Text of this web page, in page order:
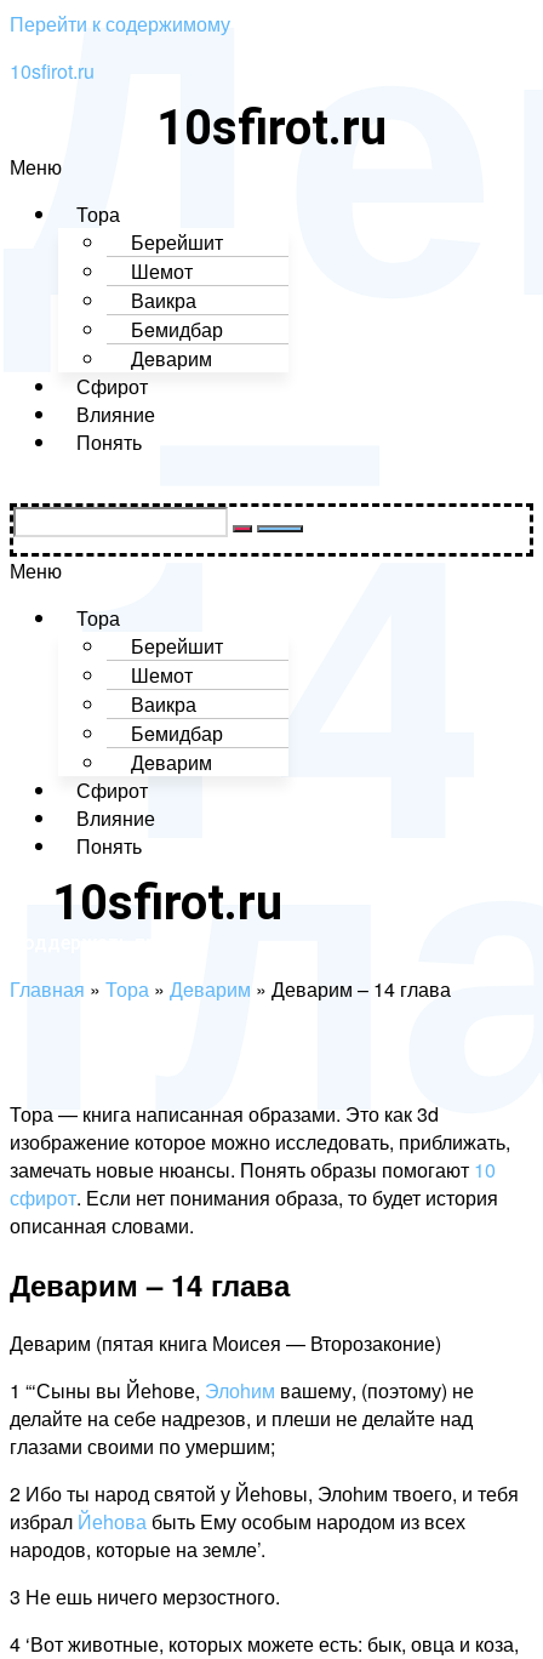
Перейти к содержимому
10sfirot.ru
10sfirot.ru
Меню
Тора
Берейшит
Шемот
Ваикра
Бeмидбар
Дeварим
Сфирот
Влияние
Понять
Меню
Тора
Берейшит
Шемот
Ваикра
Бeмидбар
Дeварим
Сфирот
Влияние
Понять
10sfirot.ru
Главная » Тора » Дeварим » Деварим – 14 глава
Тора — книга написанная образами. Это как 3d
изображение которое можно исследовать, приближать,
замечать новые нюансы. Понять образы помогают 10
сфирот. Если нет понимания образа, то будет история
описанная словами.
–
14
Деварим – 14 глава
Дeварим (пятая книга Моисея — Второзаконие)
1 “‘Сыны вы Йеhове, Элоhим вашему, (поэтому) не
делайте на себе надрезов, и плеши не делайте над
глазами своими по умершим;
2 Ибо ты народ святой у Йеhовы, Элоhим твоего, и тебя
избрал Йеhова быть Ему особым народом из всех
народов, которые на земле’.
3 Не ешь ничего мерзостного.
4 ‘Вот животные, которых можете есть: бык, овца и коза,